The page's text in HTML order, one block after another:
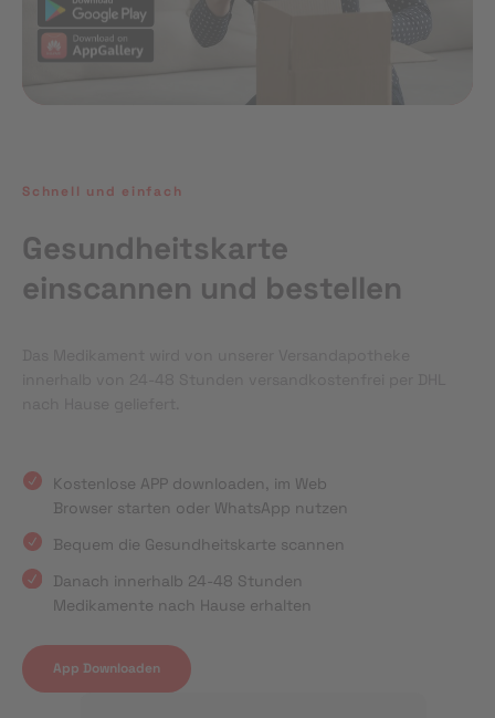
Schnell und einfach
Gesundheitskarte
einscannen und bestellen
Kostenlose APP downloaden, im Web
Browser starten oder WhatsApp nutzen
Bequem die Gesundheitskarte scannen
Danach innerhalb 24-48 Stunden
Medikamente nach Hause erhalten
App Downloaden